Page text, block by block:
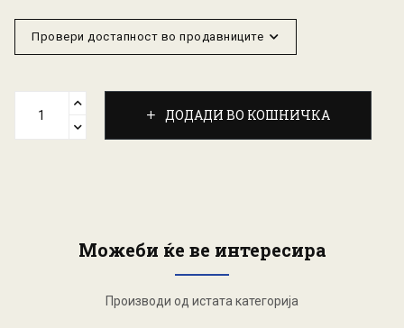
Провери достапност во продавниците
ДОДАДИ ВО КОШНИЧКА
Можеби ќе ве интересира
Производи од истата категорија